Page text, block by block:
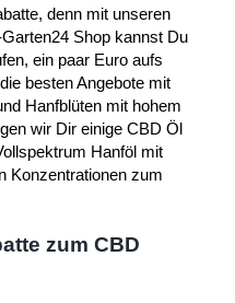
denn mit unseren
Shop kannst Du
ein paar Euro aufs
besten Angebote mit
Hanfblüten mit hohem
wir Dir einige CBD Öl
Hanföl mit
Konzentrationen zum
zum CBD